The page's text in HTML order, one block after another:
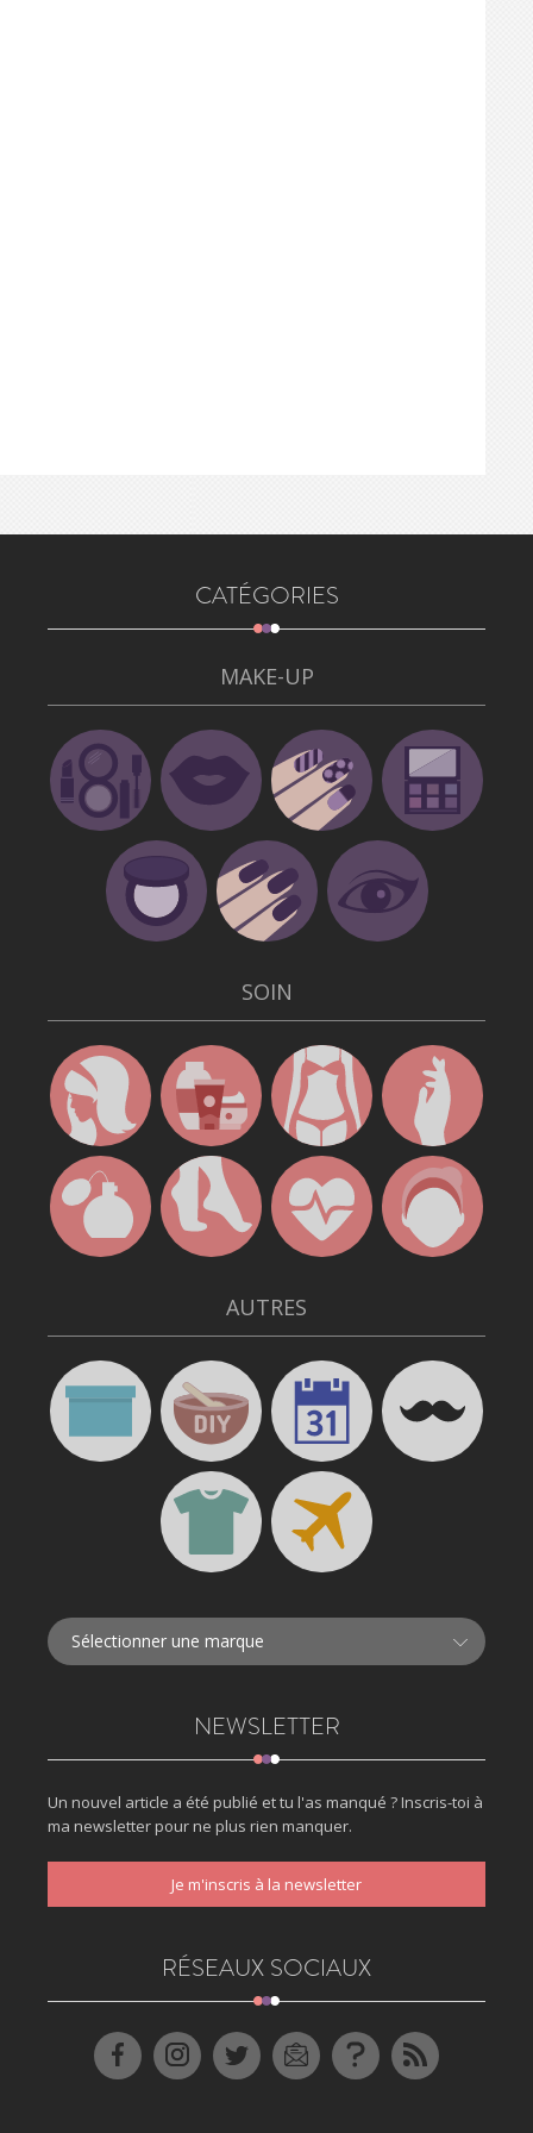
CATÉGORIES
MAKE-UP
SOIN
AUTRES
NEWSLETTER
Un nouvel article a été publié et tu l'as manqué ? Inscris-toi à
ma newsletter pour ne plus rien manquer.
Je m'inscris à la newsletter
RÉSEAUX SOCIAUX